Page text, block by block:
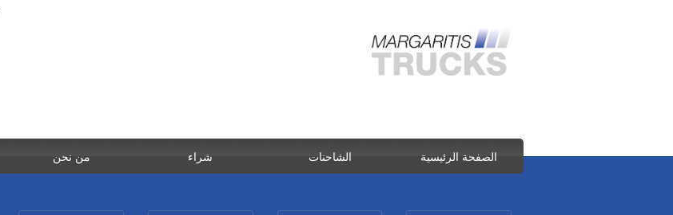
الصفحة الرئيسية الشاحنات شراء من نحن